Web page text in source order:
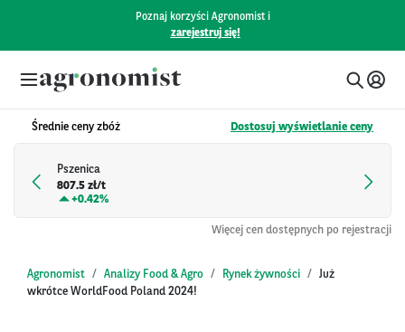
Poznaj korzyści Agronomist i
zarejestruj się!
Średnie ceny zbóż Dostosuj wyświetlanie ceny
Pszenica
807.5 zł/t
+0.42%
Więcej cen dostępnych po rejestracji
Agronomist Analizy Food & Agro Rynek żywności
Już
wkrótce WorldFood Poland 2024!